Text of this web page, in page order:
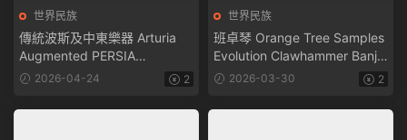
世界民族
傳統波斯及中東樂器 Arturia
Augmented PERSIA
v2.0.0.6616 U2B MacOS
2026-04-24 2
世界民族
班卓琴 Orange Tree Samples
Evolution Clawhammer Banjo
v1.2.5 KONTAKT
2026-03-30 2